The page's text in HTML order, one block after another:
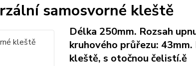
samosvorné kleště
Délka 250mm. Rozsah
kruhového průřezu:
kleště, s otočnou čelistí.ě